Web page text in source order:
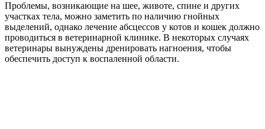
Проблемы, возникающие на шее, животе, спине и других
участках тела, можно заметить по наличию гнойных
выделений, однако лечение абсцессов у котов и кошек должно
проводиться в ветеринарной клинике. В некоторых случаях
ветеринары вынуждены дренировать нагноения, чтобы
обеспечить доступ к воспаленной области.